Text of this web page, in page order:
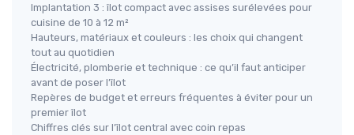
Implantation 3 : îlot compact avec assises surélevées pour
cuisine de 10 à 12 m²
Hauteurs, matériaux et couleurs : les choix qui changent
tout au quotidien
Électricité, plomberie et technique : ce qu’il faut anticiper
avant de poser l’îlot
Repères de budget et erreurs fréquentes à éviter pour un
premier îlot
Chiffres clés sur l’îlot central avec coin repas